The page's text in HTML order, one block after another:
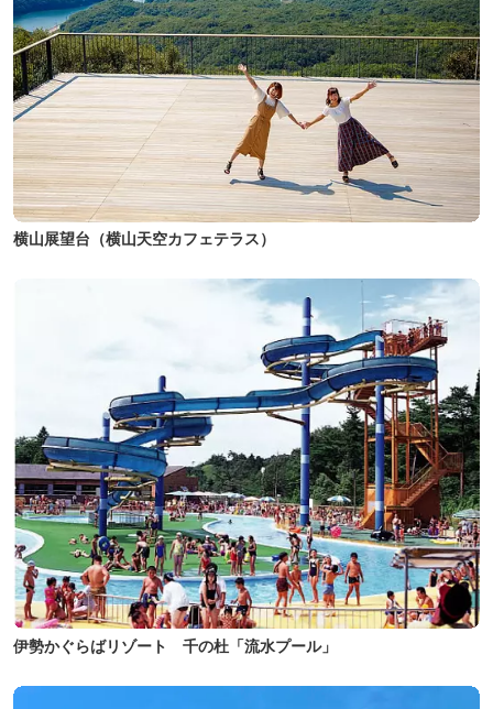
横山展望台（横山天空カフェテラス）
伊勢かぐらばリゾート 千の杜「流水プール」